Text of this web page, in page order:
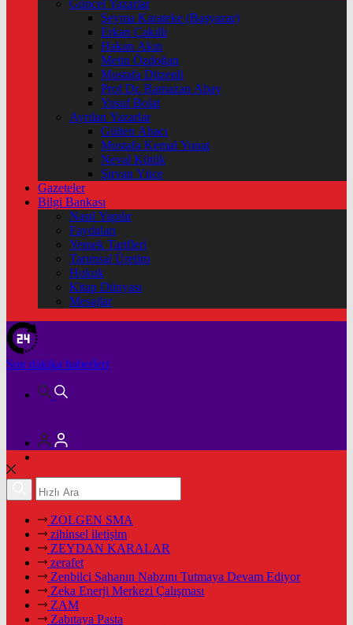
Güncel Yazarlar
Şeyma Karateke (Başyazar)
Erkan Çakıllı
Hakan Akın
Metin Özdoğan
Mustafa Düzenli
Prof Dr. Ramazan Abay
Yusuf Bolat
Ayrılan Yazarlar
Gülten Abacı
Mustafa Kemal Yonat
Neval Kütük
Şirvan Yüce
Gazeteler
Bilgi Bankası
Nasıl Yapılır
Faydaları
Yemek Tarifleri
Tarımsal Üretim
Hukuk
Kitap Dünyası
Mesajlar
Son dakika haberleri
ZOLGEN SMA
zihinsel iletişim
ZEYDAN KARALAR
zerafet
Zenbilci Sahanın Nabzını Tutmaya Devam Ediyor
Zeka Enerji Merkezi Çalışması
ZAM
Zabıtaya Pasta